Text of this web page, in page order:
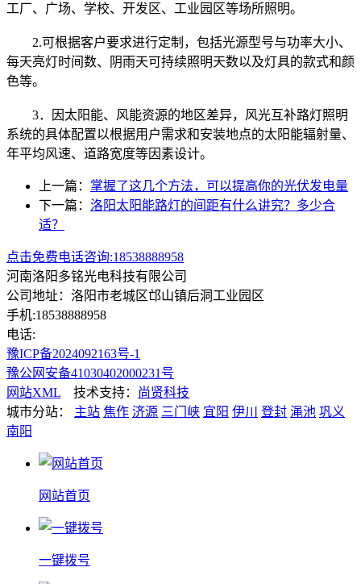
工厂、广场、学校、开发区、工业园区等场所照明。
2.可根据客户要求进行定制，包括光源型号与功率大小、
每天亮灯时间数、阴雨天可持续照明天数以及灯具的款式和颜
色等。
3．因太阳能、风能资源的地区差异，风光互补路灯照明
系统的具体配置以根据用户需求和安装地点的太阳能辐射量、
年平均风速、道路宽度等因素设计。
上一篇： 掌握了这几个方法，可以提高你的光伏发电量
下一篇： 洛阳太阳能路灯的间距有什么讲究？多少合
适？
点击免费电话咨询:18538888958
河南洛阳多铭光电科技有限公司
公司地址：洛阳市老城区邙山镇后洞工业园区
手机:18538888958
电话:
豫ICP备2024092163号-1
豫公网安备41030402000231号
网站XML 技术支持：
尚贤科技
城市分站：
主站 焦作 济源 三门峡 宜阳 伊川 登封 渑池 巩义
南阳
网站首页
一键拨号